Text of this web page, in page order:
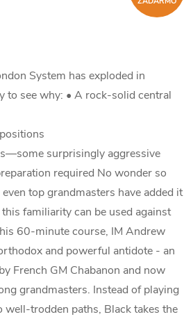
System has exploded in
to see why: • A rock-solid central
surprisingly aggressive
required No wonder so
top grandmasters have added it
familiarity can be used against
60-minute course, IM Andrew
and powerful antidote - an
French GM Chabanon and now
grandmasters. Instead of playing
well-trodden paths, Black takes the